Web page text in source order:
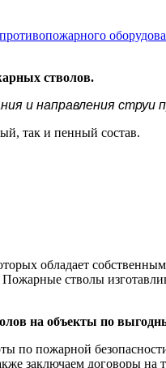
стволов.
и направления
так и пенный состав.
обладает
стволы
на объекты по
по пожарной
заключаем договоры на